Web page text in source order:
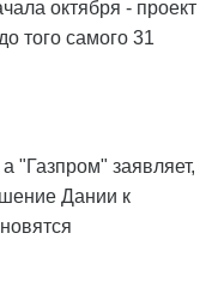
октября - проект
того самого 31
"Газпром" заявляет,
Дании к